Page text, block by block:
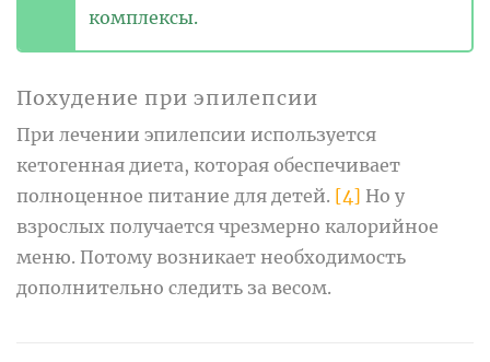
комплексы.
Похудение при эпилепсии
При лечении эпилепсии используется
кетогенная диета, которая обеспечивает
полноценное питание для детей. [4] Но у
взрослых получается чрезмерно калорийное
меню. Потому возникает необходимость
дополнительно следить за весом.